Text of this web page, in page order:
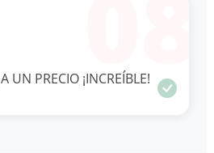
UN PRECIO ¡INCREÍBLE!